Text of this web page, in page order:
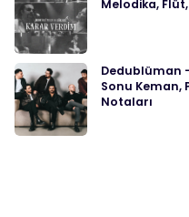
Melodika,
Dedublüman
Sonu Keman,
Notaları